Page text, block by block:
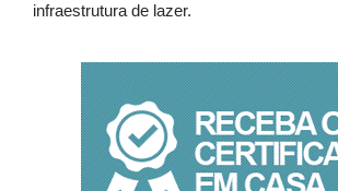
infraestrutura de lazer.